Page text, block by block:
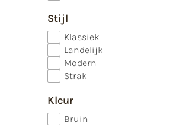
Stijl
Klassiek
Landelijk
Modern
Strak
Kleur
Bruin